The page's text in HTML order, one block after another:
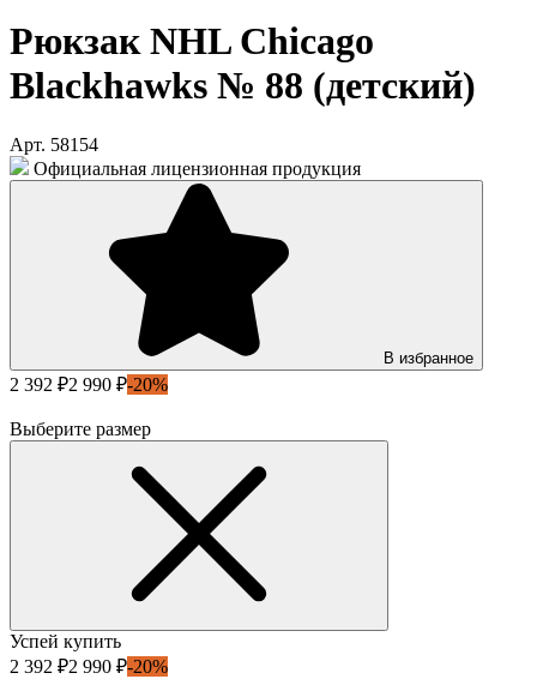
Рюкзак NHL Chicago
Blackhawks № 88 (детский)
Арт. 58154
Официальная лицензионная продукция
В избранное
2 392 ₽2 990 ₽-20%
Выберите размер
Успей купить
2 392 ₽2 990 ₽-20%